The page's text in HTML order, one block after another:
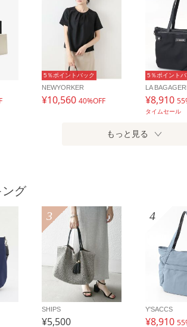
5％ポイントバック
NEWYORKER
¥10,560 40%OFF
5％ポイントバ
LA
¥8,910
タイムセール
もっと見る
グ
3
SHIPS
¥5,500
4
Y'SACCS
¥8,910